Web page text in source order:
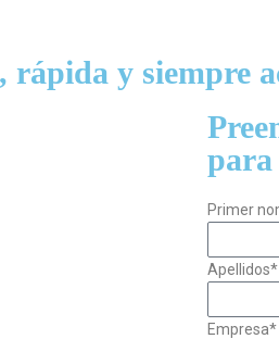
rápida y siempre
para
Primer
Apellidos*
Empresa*